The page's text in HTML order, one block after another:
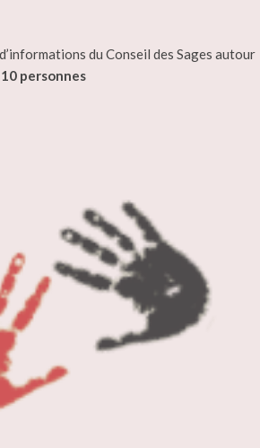
du Conseil des Sages autour
10 personnes